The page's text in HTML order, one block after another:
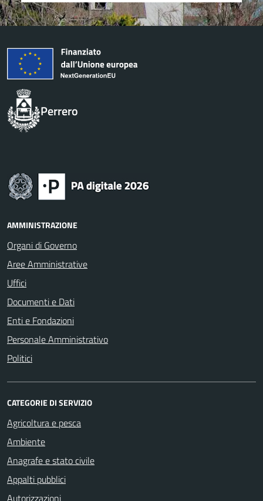
Perrero
AMMINISTRAZIONE
Organi di Governo
Aree Amministrative
Uffici
Documenti e Dati
Enti e Fondazioni
Personale Amministrativo
Politici
CATEGORIE DI SERVIZIO
Agricoltura e pesca
Ambiente
Anagrafe e stato civile
Appalti pubblici
Autorizzazioni